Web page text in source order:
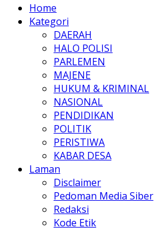
Home
Kategori
DAERAH
HALO POLISI
PARLEMEN
MAJENE
HUKUM & KRIMINAL
NASIONAL
PENDIDIKAN
POLITIK
PERISTIWA
KABAR DESA
Laman
Disclaimer
Pedoman Media Siber
Redaksi
Kode Etik